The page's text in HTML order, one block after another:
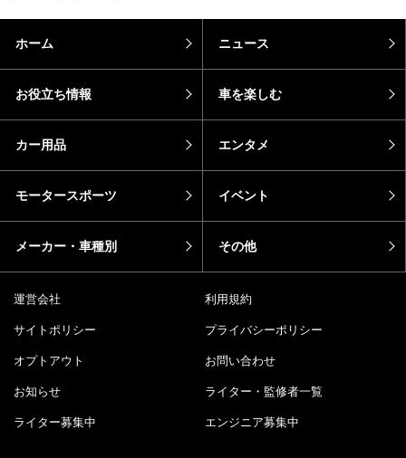
ホーム ニュース
お役立ち情報 車を楽しむ
カー用品 エンタメ
モータースポーツ イベント
メーカー・車種別 その他
運営会社 利用規約
サイトポリシー プライバシーポリシー
オプトアウト お問い合わせ
お知らせ ライター・監修者一覧
ライター募集中 エンジニア募集中